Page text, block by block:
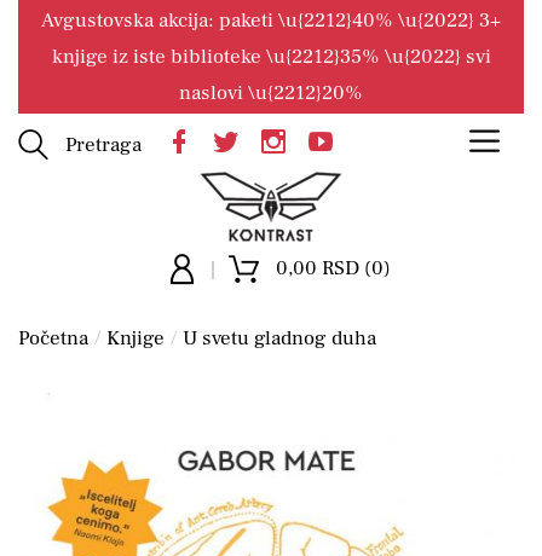
Avgustovska akcija: paketi \u{2212}40% \u{2022} 3+
knjige iz iste biblioteke \u{2212}35% \u{2022} svi
naslovi \u{2212}20%
Pretraga
0,00 RSD (0)
Početna Knjige U svetu gladnog duha